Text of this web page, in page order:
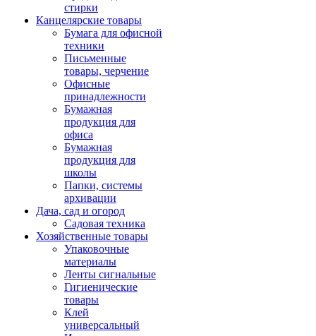
стирки
Канцелярские товары
Бумага для офисной
техники
Письменные
товары, черчение
Офисные
принадлежности
Бумажная
продукция для
офиса
Бумажная
продукция для
школы
Папки, системы
архивации
Дача, сад и огород
Садовая техника
Хозяйственные товары
Упаковочные
материалы
Ленты сигнальные
Гигиенические
товары
Клей
универсальный